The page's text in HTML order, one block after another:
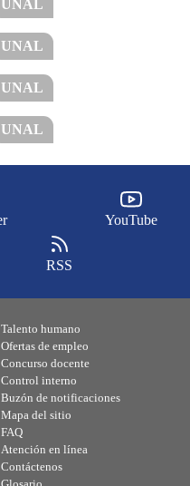
UNAL
UNAL
UNAL
UNAL
YouTube
RSS
Talento humano
Ofertas de empleo
Concurso docente
Control interno
Buzón de notificaciones
Mapa del sitio
FAQ
Atención en línea
Contáctenos